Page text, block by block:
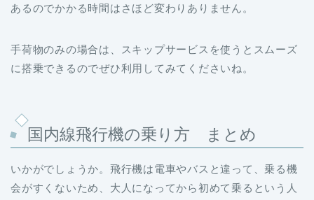
あるのでかかる時間はさほど変わりありません。
手荷物のみの場合は、スキップサービスを使うとスムーズ
に搭乗できるのでぜひ利用してみてくださいね。
国内線飛行機の乗り方 まとめ
いかがでしょうか。飛行機は電車やバスと違って、乗る機
会がすくないため、大人になってから初めて乗るという人